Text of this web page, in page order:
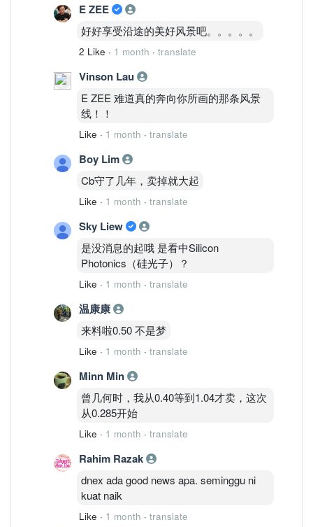
Bullish Structure Bias
在你发的几只里面：
DNEX 结构强度 > SJC > SUPERLN
也是目前最接近真正启动结构的一只。
Disclaimer: 本分析仅依据所提供图表中的
价格结构、成交量分布、动能与资金流变化
进行结构研究，不构成任何买卖建议。市场
存在风险，未来走势受多种因素影响，所有
投资决策应由投资者自行承担。
E ZEE
好好享受沿途的美好风景吧。。。。。
2 Like · 1 month · translate
Vinson Lau
E ZEE 难道真的奔向你所画的那条风景
线！！
Like · 1 month · translate
Boy Lim
Cb守了几年，卖掉就大起
Like · 1 month · translate
Sky Liew
是没消息的起哦 是看中Silicon
Photonics（硅光子）？
Like · 1 month · translate
温康康
来料啦0.50 不是梦
Like · 1 month · translate
Minn Min
曾几何时，我从0.40等到1.04才卖，这次
从0.285开始
Like · 1 month · translate
Rahim Razak
dnex ada good news apa. seminggu ni
kuat naik
Like · 1 month · translate